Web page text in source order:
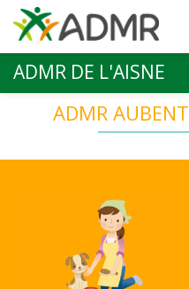
Aller au contenu principal
ADMR DE L'AISNE
ADMR